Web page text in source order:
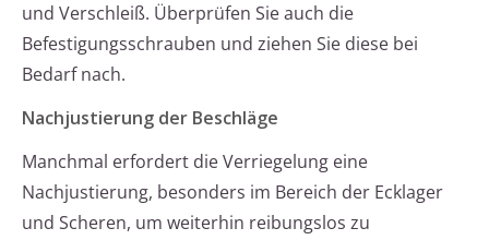
und Verschleiß. Überprüfen Sie auch die
Befestigungsschrauben und ziehen Sie diese bei
Bedarf nach.
Nachjustierung der Beschläge
Manchmal erfordert die Verriegelung eine
Nachjustierung, besonders im Bereich der Ecklager
und Scheren, um weiterhin reibungslos zu